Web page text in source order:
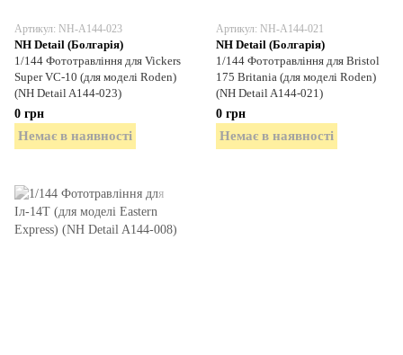
Артикул: NH-A144-023
NH Detail (Болгарія)
1/144 Фототравління для Vickers
Super VC-10 (для моделі Roden)
(NH Detail A144-023)
0 грн
Немає в наявності
Артикул: NH-A144-021
NH Detail (Болгарія)
1/144 Фототравління для Bristol
175 Britania (для моделі Roden)
(NH Detail A144-021)
0 грн
Немає в наявності